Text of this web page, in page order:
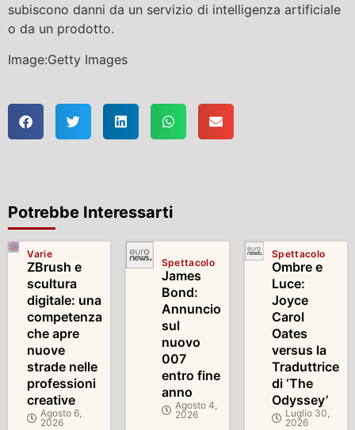
subiscono danni da un servizio di intelligenza artificiale
o da un prodotto.
Image:Getty Images
Potrebbe Interessarti
Varie
ZBrush e
scultura
digitale: una
competenza
che apre
nuove
strade nelle
professioni
creative
Agosto 6,
2026
Spettacolo
James
Bond:
Annuncio
sul
nuovo
007
entro fine
anno
Agosto 4,
2026
Spettacolo
Ombre e
Luce:
Joyce
Carol
Oates
versus la
Traduttrice
di ‘The
Odyssey’
Luglio 30,
2026